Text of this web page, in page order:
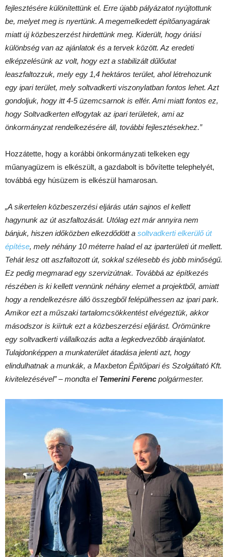
fejlesztésére különítettünk el. Erre újabb pályázatot nyújtottunk
be, melyet meg is nyertünk. A megemelkedett építőanyagárak
miatt új közbeszerzést hirdettünk meg. Kiderült, hogy óriási
különbség van az ajánlatok és a tervek között. Az eredeti
elképzelésünk az volt, hogy ezt a stabilizált dűlőutat
leaszfaltozzuk, mely egy 1,4 hektáros terület, ahol létrehozunk
egy ipari terület, mely soltvadkerti viszonylatban fontos lehet. Azt
gondoljuk, hogy itt 4-5 üzemcsarnok is elfér. Ami miatt fontos ez,
hogy Soltvadkerten elfogytak az ipari területek, ami az
önkormányzat rendelkezésére áll, további fejlesztésekhez.”
Hozzátette, hogy a korábbi önkormányzati telkeken egy
műanyagüzem is elkészült, a gazdabolt is bővítette telephelyét,
továbbá egy húsüzem is elkészül hamarosan.
„A sikertelen közbeszerzési eljárás után sajnos el kellett
hagynunk az út aszfaltozását. Utólag ezt már annyira nem
bánjuk, hiszen időközben elkezdődött a soltvadkerti elkerülő út
építése, mely néhány 10 méterre halad el az iparterületi út mellett.
Tehát lesz ott aszfaltozott út, sokkal szélesebb és jobb minőségű.
Ez pedig megmarad egy szervizútnak. Továbbá az építkezés
részében is ki kellett vennünk néhány elemet a projektből, amiatt
hogy a rendelkezésre álló összegből felépülhessen az ipari park.
Amikor ezt a műszaki tartalomcsökkentést elvégeztük, akkor
másodszor is kiírtuk ezt a közbeszerzési eljárást. Örömünkre
egy soltvadkerti vállalkozás adta a legkedvezőbb árajánlatot.
Tulajdonképpen a munkaterület átadása jelenti azt, hogy
elindulhatnak a munkák, a Maxbeton Építőipari és Szolgáltató Kft.
kivitelezésével” – mondta el Temerini Ferenc polgármester.